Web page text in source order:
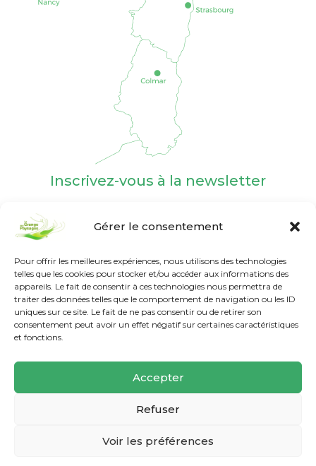
Gérer le consentement
Pour offrir les meilleures expériences, nous utilisons des technologies
telles que les cookies pour stocker et/ou accéder aux informations des
appareils. Le fait de consentir à ces technologies nous permettra de
traiter des données telles que le comportement de navigation ou les ID
uniques sur ce site. Le fait de ne pas consentir ou de retirer son
consentement peut avoir un effet négatif sur certaines caractéristiques
et fonctions.
Accepter
Refuser
Voir les préférences
Inscrivez-vous à la newsletter
Nos labels et agréments